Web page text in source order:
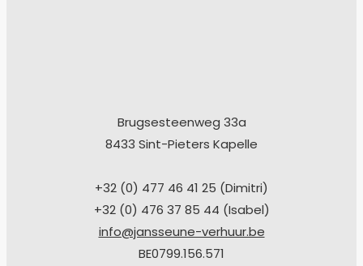
Brugsesteenweg 33a
8433 Sint-Pieters Kapelle
+32 (0) 477 46 41 25 (Dimitri)
+32 (0) 476 37 85 44 (Isabel)
info@jansseune-verhuur.be
BE0799.156.571